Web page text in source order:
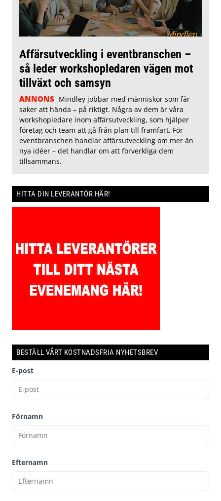
Affärsutveckling i eventbranschen –
så leder workshopledaren vägen mot
tillväxt och samsyn
ANNONS Mindley jobbar med människor som får
saker att hända – på riktigt. Några av dem är våra
workshopledare inom affärsutveckling, som hjälper
företag och team att gå från plan till framfart. För
eventbranschen handlar affärsutveckling om mer än
nya idéer – det handlar om att förverkliga dem
tillsammans.
HITTA DIN LEVERANTÖR HÄR!
BESTÄLL VÅRT KOSTNADSFRIA NYHETSBREV
E-post
Förnamn
Efternamn